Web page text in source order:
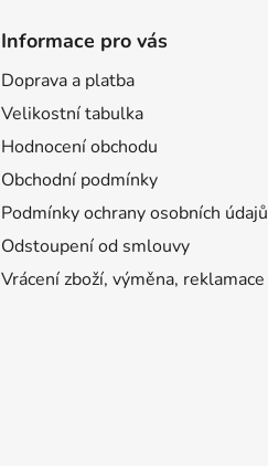
Informace pro vás
Doprava a platba
Velikostní tabulka
Hodnocení obchodu
Obchodní podmínky
Podmínky ochrany osobních údajů
Odstoupení od smlouvy
Vrácení zboží, výměna, reklamace